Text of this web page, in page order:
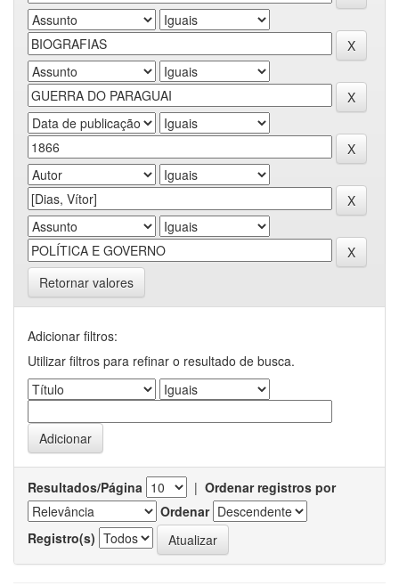
Retornar valores
Adicionar filtros:
Utilizar filtros para refinar o resultado de busca.
Resultados/Página | Ordenar registros por
Ordenar
Registro(s)